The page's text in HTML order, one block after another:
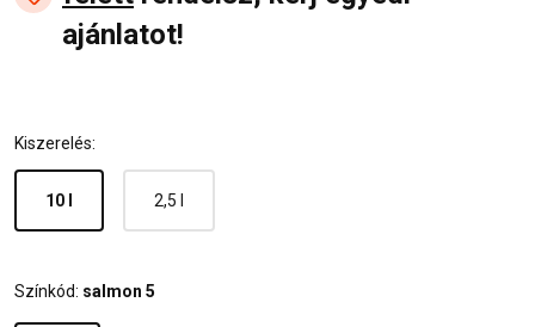
ajánlatot!
Kiszerelés:
10 l 2,5 l
Színkód: salmon 5